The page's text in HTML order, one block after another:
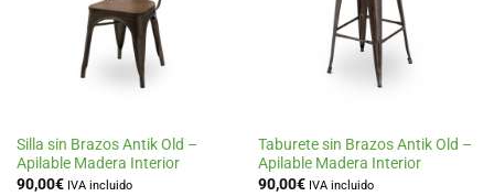
Silla sin Brazos Antik Old –
Apilable Madera Interior
90,00€ IVA incluido
Taburete sin Brazos Antik Old –
Apilable Madera Interior
90,00€ IVA incluido